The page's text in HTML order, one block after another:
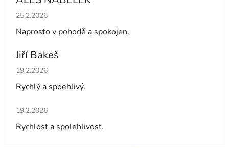
Hodnocení obchodu je 5 z 5 hvězdiček.
25.2.2026
Naprosto v pohodě a spokojen.
Jiří Bakeš
Hodnocení obchodu je 5 z 5 hvězdiček.
19.2.2026
Rychlý a spoehlivý.
Hodnocení obchodu je 5 z 5 hvězdiček.
19.2.2026
Rychlost a spolehlivost.